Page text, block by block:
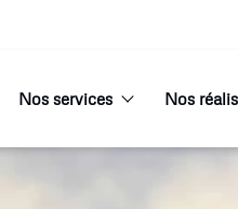
Nos services Nos